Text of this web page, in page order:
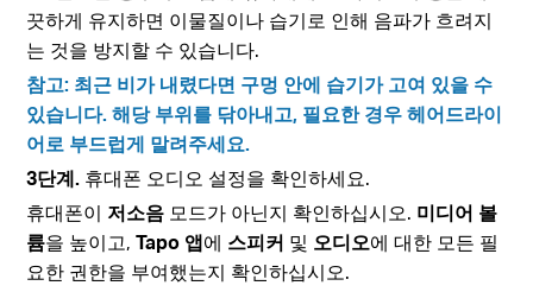
끗하게 유지하면 이물질이나 습기로 인해 음파가 흐려지
는 것을 방지할 수 있습니다.
참고: 최근 비가 내렸다면 구멍 안에 습기가 고여 있을 수
있습니다. 해당 부위를 닦아내고, 필요한 경우 헤어드라이
어로 부드럽게 말려주세요.
3단계. 휴대폰 오디오 설정을 확인하세요.
휴대폰이 저소음 모드가 아닌지 확인하십시오. 미디어 볼
륨을 높이고,Tapo 앱에 스피커 및 오디오에 대한 모든 필
요한 권한을 부여했는지 확인하십시오.